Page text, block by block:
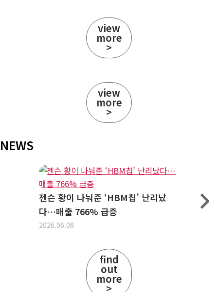
view
more
>
view
more
>
NEWS
젠슨 황이 나눠준 ‘HBM칩’ 난리났
다…매출 766% 급증
2026.06.08
(주)
회 참가
find
out
more
>